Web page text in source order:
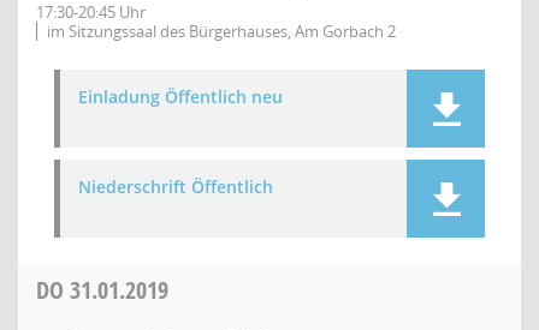
17:30-20:45 Uhr
im Sitzungssaal des Bürgerhauses, Am Gorbach 2
Einladung Öffentlich neu
Niederschrift Öffentlich
DO 31.01.2019